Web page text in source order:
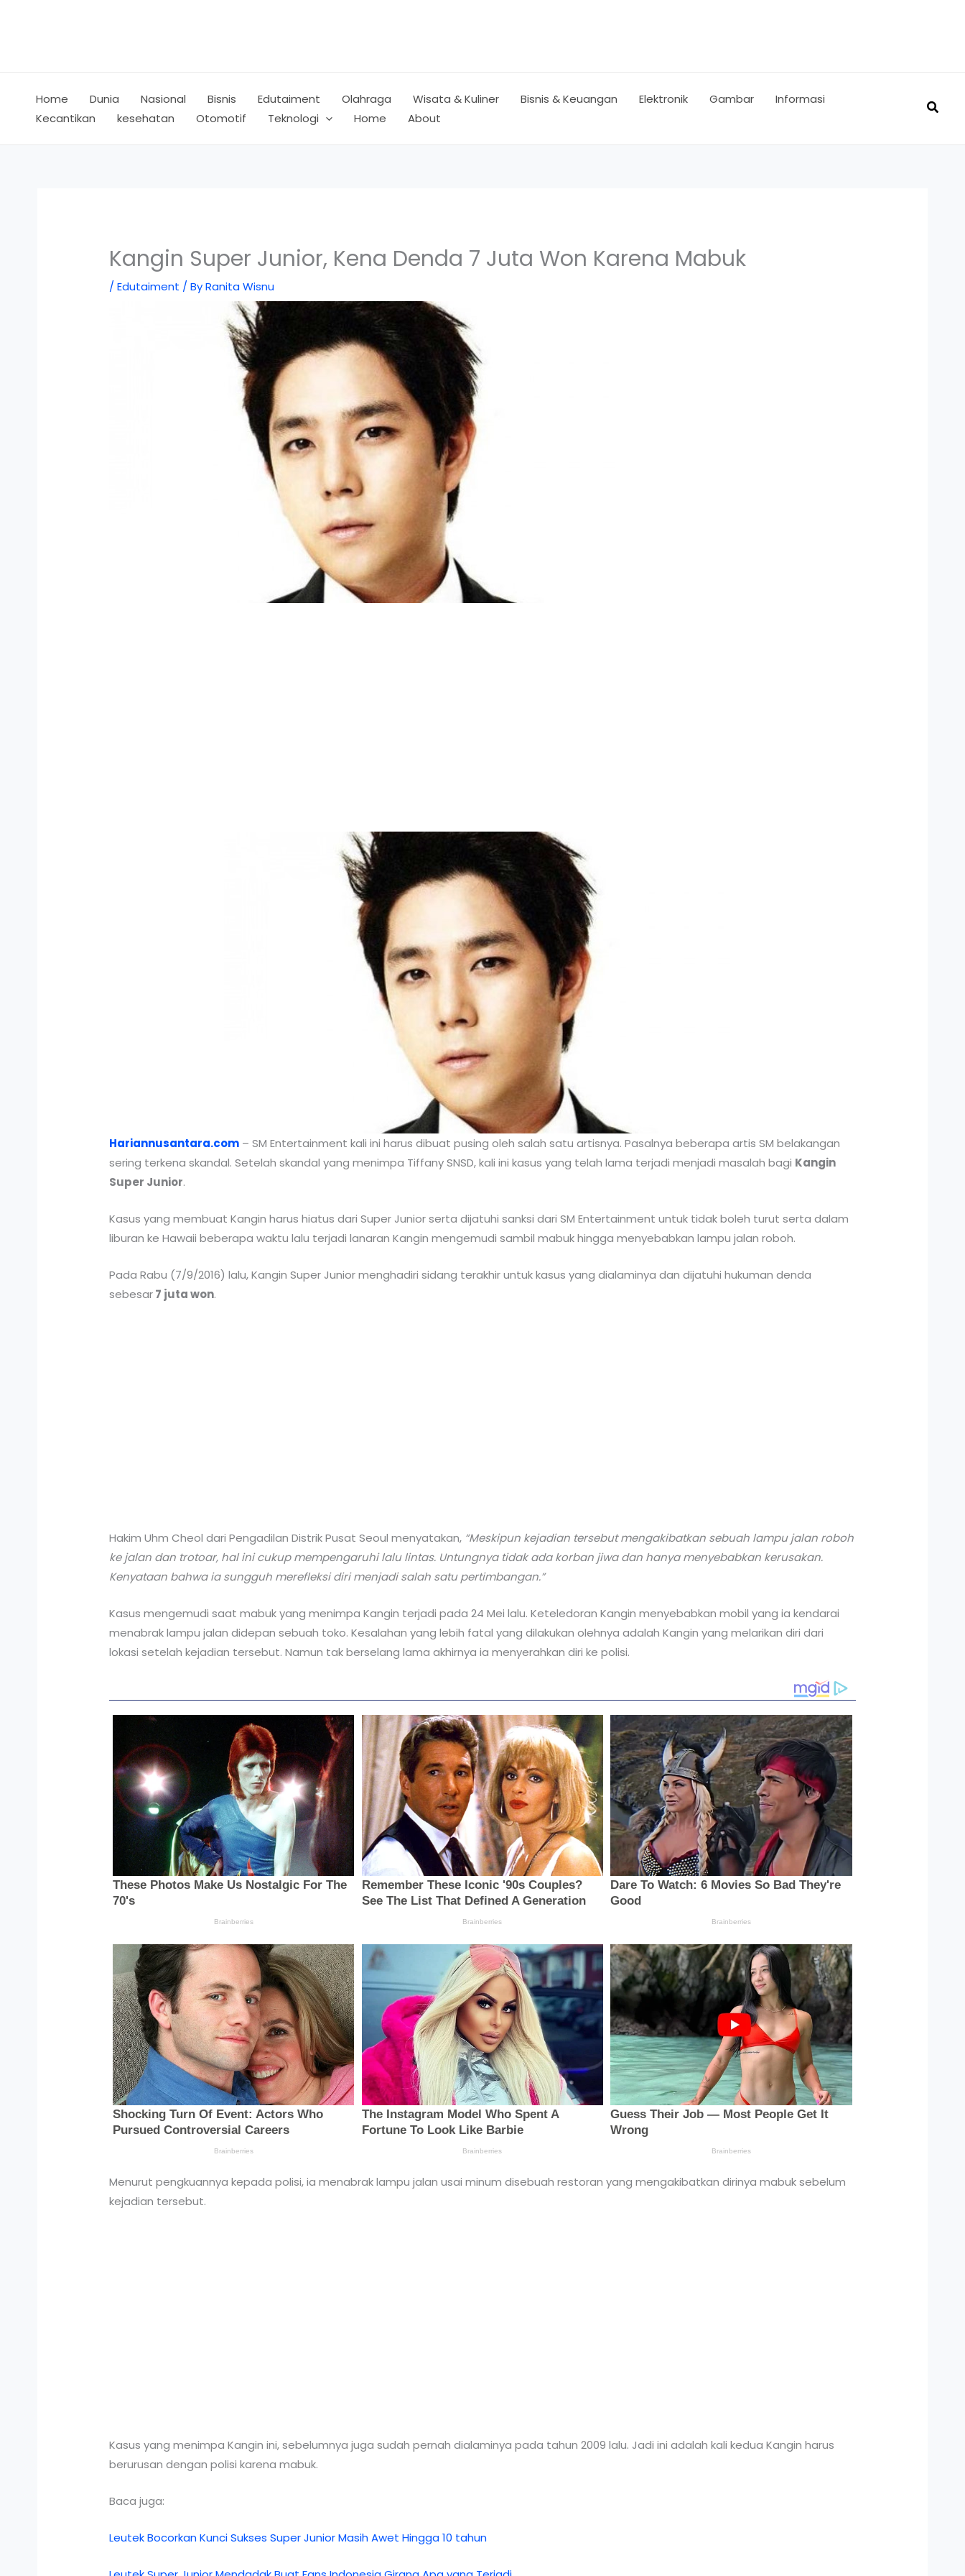
Home Dunia Nasional Bisnis Edutaiment Olahraga Wisata & Kuliner Bisnis & Keuangan Elektronik Gambar
Informasi
Kecantikan
kesehatan Otomotif Teknologi Home About
Kangin Super Junior, Kena Denda 7 Juta Won Karena Mabuk
/Edutaiment / ByRanita Wisnu
Hariannusantara.com – SM Entertainment kali ini harus dibuat pusing oleh salah satu artisnya. Pasalnya beberapa artis SM belakangan
sering terkena skandal. Setelah skandal yang menimpa Tiffany SNSD, kali ini kasus yang telah lama terjadi menjadi masalah bagi Kangin
Super Junior.
Kasus yang membuat Kangin harus hiatus dari Super Junior serta dijatuhi sanksi dari SM Entertainment untuk tidak boleh turut serta dalam
liburan ke Hawaii beberapa waktu lalu terjadi lanaran Kangin mengemudi sambil mabuk hingga menyebabkan lampu jalan roboh.
Pada Rabu (7/9/2016) lalu, Kangin Super Junior menghadiri sidang terakhir untuk kasus yang dialaminya dan dijatuhi hukuman denda
sebesar7 juta won.
Hakim Uhm Cheol dari Pengadilan Distrik Pusat Seoul menyatakan, “Meskipun kejadian tersebut mengakibatkan sebuah lampu jalan roboh
ke jalan dan trotoar, hal ini cukup mempengaruhi lalu lintas. Untungnya tidak ada korban jiwa dan hanya menyebabkan kerusakan.
Kenyataan bahwa ia sungguh merefleksi diri menjadi salah satu pertimbangan.”
Kasus mengemudi saat mabuk yang menimpa Kangin terjadi pada 24 Mei lalu. Keteledoran Kangin menyebabkan mobil yang ia kendarai
menabrak lampu jalan didepan sebuah toko. Kesalahan yang lebih fatal yang dilakukan olehnya adalah Kangin yang melarikan diri dari
lokasi setelah kejadian tersebut. Namun tak berselang lama akhirnya ia menyerahkan diri ke polisi.
Menurut pengkuannya kepada polisi, ia menabrak lampu jalan usai minum disebuah restoran yang mengakibatkan dirinya mabuk sebelum
kejadian tersebut.
Kasus yang menimpa Kangin ini, sebelumnya juga sudah pernah dialaminya pada tahun 2009 lalu. Jadi ini adalah kali kedua Kangin harus
berurusan dengan polisi karena mabuk.
Baca juga:
Leutek Bocorkan Kunci Sukses Super Junior Masih Awet Hingga 10 tahun